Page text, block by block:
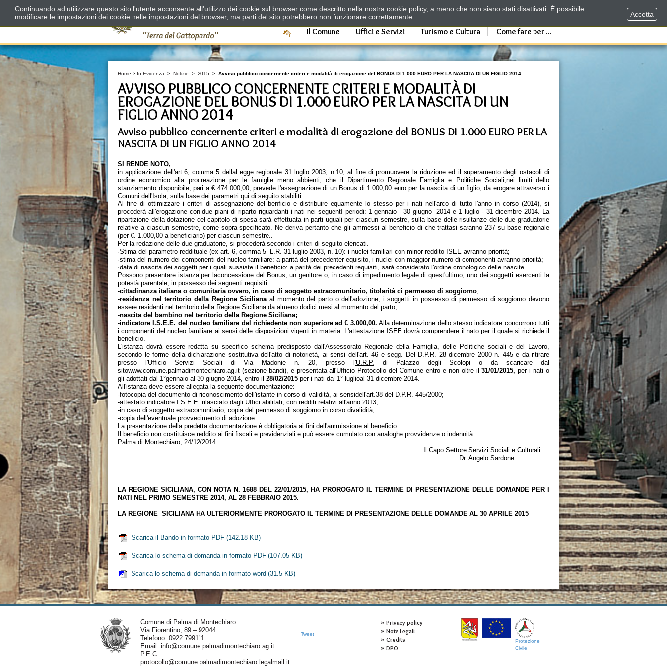
Il Comune Uffici e Servizi Turismo e Cultura Come fare per ...
Home > In Evidenza > Notizie > 2015 > Avviso pubblico concernente criteri e modalità di erogazione del BONUS DI 1.000 EURO PER LA NASCITA DI UN FIGLIO 2014
AVVISO PUBBLICO CONCERNENTE CRITERI E MODALITÀ DI
EROGAZIONE DEL BONUS DI 1.000 EURO PER LA NASCITA DI UN
FIGLIO ANNO 2014
Avviso pubblico concernente criteri e modalità di erogazione del BONUS DI 1.000 EURO PER LA
NASCITA DI UN FIGLIO ANNO 2014
SI RENDE NOTO,
in applicazione dell'art.6, comma 5 dellal egge regionale 31 luglio 2003, n.10, al fine di promuovere la riduzione ed il superamento degli ostacoli di
ordine economico alla procreazione per le famiglie meno abbienti, che il Dipartimento Regionale Famiglia e Politiche Sociali,nei limiti dello
stanziamento disponibile, pari a € 474.000,00, prevede l'assegnazione di un Bonus di 1.000,00 euro per la nascita di un figlio, da erogare attraverso i
Comuni dell'Isola, sulla base dei parametri qui di seguito stabiliti.
Al fine di ottimizzare i criteri di assegnazione del benficio e distribuire equamente lo stesso per i nati nell'arco di tutto l'anno in corso (2014), si
procederà all'erogazione con due piani di riparto riguardanti i nati nei seguentI periodi: 1 gennaio - 30 giugno 2014 e 1 luglio - 31 dicembre 2014. La
ripartizione della dotazione del capitolo di spesa sarà effettuata in parti uguali per ciascun semestre, sulla base delle risultanze delle due graduatorie
relative a ciascun semestre, come sopra specificato. Ne deriva pertanto che gli ammessi al beneficio di che trattasi saranno 237 su base regionale
(per €. 1.000,00 a beneficiario) per ciascun semestre..
Per la redazione delle due graduatorie, si procederà secondo i criteri di seguito elencati.
·Stima del parametro reddituale (ex art. 6, comma 5, L.R. 31 luglio 2003, n. 10): i nuclei familiari con minor reddito ISEE avranno priorità;
·stima del numero dei componenti del nucleo familiare: a parità del precedenter equisito, i nuclei con maggior numero di componenti avranno priorità;
·data di nascita dei soggetti per i quali sussiste il beneficio: a parità dei precedenti requisiti, sarà considerato l'ordine cronologico delle nascite.
Possono presentare istanza per laconcessione del Bonus, un genitore o, in caso di impedimento legale di quest'ultimo, uno dei soggetti esercenti la
potestà parentale, in possesso dei seguenti requisiti:
-cittadinanza italiana o comunitaria ovvero, in caso di soggetto extracomunitario, titolarità di permesso di soggiorno;
-residenza nel territorio della Regione Sicilianaal momento del parto o dell'adozione; i soggetti in possesso di permesso di soggiorno devono
essere residenti nel territorio della Regione Siciliana da almeno dodici mesi al momento del parto;
-nascita del bambino nel territorio della Regione Siciliana;
-indicatore I.S.E.E. del nucleo familiare del richiedente non superiore ad € 3.000,00. Alla determinazione dello stesso indicatore concorrono tutti
i componenti del nucleo familiare ai sensi delle disposizioni vigenti in materia. L'attestazione ISEE dovrà comprendere il nato per il quale si richiede il
beneficio.
L'istanza dovrà essere redatta su specifico schema predisposto dall'Assessorato Regionale della Famiglia, delle Politiche sociali e del Lavoro,
secondo le forme della dichiarazione sostitutiva dell'atto di notorietà, ai sensi dell'art. 46 e segg. Del D.P.R. 28 dicembre 2000 n. 445 e da ritirare
presso l'Ufficio Servizi Sociali di Via Madonie n. 20, presso l'U.R.P. di Palazzo degli Scolopi o da scaricare dal
sitowww.comune.palmadimontechiaro.ag.it (sezione bandi), e presentata all'Ufficio Protocollo del Comune entro e non oltre il31/01/2015, per i nati o
gli adottati dal 1°gennaio al 30 giugno 2014, entro il 28/02/2015 per i nati dal 1° luglioal 31 dicembre 2014.
All'istanza deve essere allegata la seguente documentazione:
-fotocopia del documento di riconoscimento dell'istante in corso di validità, ai sensidell'art.38 del D.P.R. 445/2000;
-attestato indicatore I.S.E.E. rilasciato dagli Uffici abilitati, con redditi relativi all'anno 2013;
-in caso di soggetto extracomunitario, copia del permesso di soggiorno in corso divalidità;
-copia dell'eventuale provvedimento di adozione.
La presentazione della predetta documentazione è obbligatoria ai fini dell'ammissione al beneficio.
Il beneficio non costituisce reddito ai fini fiscali e previdenziali e può essere cumulato con analoghe provvidenze o indennità.
Palma di Montechiaro, 24/12/2014
Il Capo Settore Servizi Sociali e Culturali
Dr. Angelo Sardone
LA REGIONE SICILIANA, CON NOTA N. 1688 DEL 22/01/2015, HA PROROGATO IL TERMINE DI PRESENTAZIONE DELLE DOMANDE PER I
NATI NEL PRIMO SEMESTRE 2014, AL 28 FEBBRAIO 2015.
LA REGIONE SICILIANA HA ULTERIORMENTE PROROGATO IL TERMINE DI PRESENTAZIONE DELLE DOMANDE AL 30 APRILE 2015
Scarica il Bando in formato PDF (142.18 KB)
Scarica lo schema di domanda in formato PDF (107.05 KB)
Scarica lo schema di domanda in formato word (31.5 KB)
Comune di Palma di Montechiaro
Via Fiorentino, 89 – 92044
Telefono: 0922 799111
Email: info@comune.palmadimontechiaro.ag.it
P.E.C. :
protocollo@comune.palmadimontechiaro.legalmail.it
Tweet
Privacy policy
Note Legali
Credits
DPO
Protezione
Civile
Continuando ad utilizzare questo sito l'utente acconsente all'utilizzo dei cookie sul browser come descritto nella nostra cookie policy, a meno che non siano stati disattivati. È possibile
modificare le impostazioni dei cookie nelle impostazioni del browser, ma parti del sito potrebbero non funzionare correttamente.
Accetta